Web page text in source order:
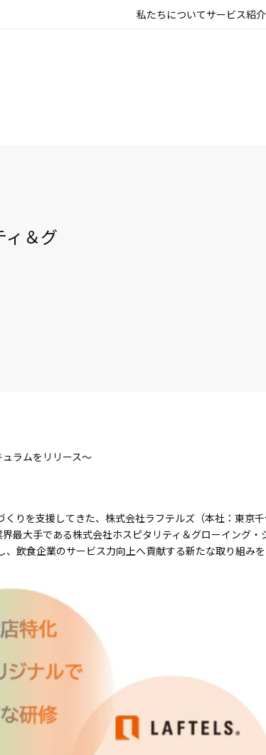
私たちについてサービス紹介
ィ＆グ
ラムをリリース～
りを支援してきた、株式会社ラフテルズ（本社：東京
最大手である株式会社ホスピタリティ＆グローイング・
飲食企業のサービス力向上へ貢献する新たな取り組みを